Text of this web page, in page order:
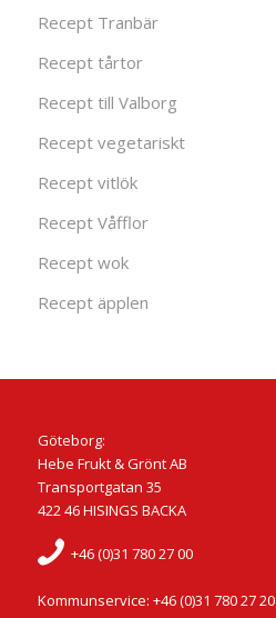
Recept Tranbär
Recept tårtor
Recept till Valborg
Recept vegetariskt
Recept vitlök
Recept Våfflor
Recept wok
Recept äpplen
Göteborg:
Hebe Frukt & Grönt AB
Transportgatan 35
422 46 HISINGS BACKA
+46 (0)31 780 27 00
Kommunservice: +46 (0)31 780 27 20